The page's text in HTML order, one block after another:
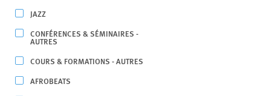
JAZZ
CONFÉRENCES & SÉMINAIRES -
AUTRES
COURS & FORMATIONS - AUTRES
AFROBEATS